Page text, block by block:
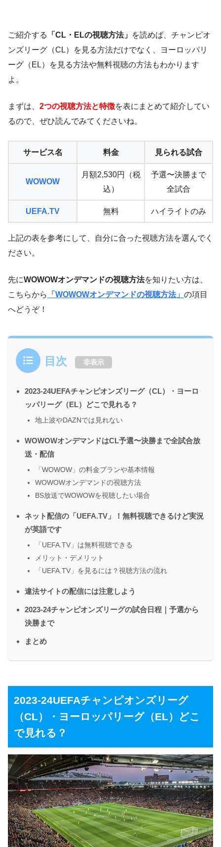
ご紹介する 「CL・ELの視聴方法」 を読めば、チャンピオ
ンズリーグ（CL）を見る方法だけでなく、ヨーロッパリ
ーグ（EL）を見る方法や無料視聴の方法もわかります
よ。
まずは、 2つの視聴方法と特徴を表にまとめて紹介してい
るので、ぜひ読んでみてくださいね。
サービス名 料金 見られる試合
WOWOW
月額2,530円（税
込）
予選〜決勝まで
全試合
UEFA.TV 無料 ハイライトのみ
上記の表を参考にして、自分に合った視聴方法を選んでく
ださい。
先にWOWOWオンデマンドの視聴方法を知りたい方は、
こちらから
「WOWOWオンデマンドの視聴方法」 の項目
へどうぞ！
目次 非表示
2023-24UEFAチャンピオンズリーグ（CL）・ヨーロ
ッパリーグ（EL）どこで見れる？
地上波やDAZNでは見れない
WOWOWオンデマンドはCL予選〜決勝まで全試合放
送・配信
「WOWOW」の料金プランや基本情報
WOWOWオンデマンドの視聴方法
BS放送でWOWOWを視聴したい場合
ネット配信の「UEFA.TV」！無料視聴できるけど実況
が英語です
「UEFA.TV」は無料視聴できる
メリット・デメリット
「UEFA.TV」を見るには？視聴方法の流れ
違法サイトの配信には注意しよう
2023-24チャンピオンズリーグの試合日程｜予選から
決勝まで
まとめ
2023-24UEFAチャンピオンズリーグ
（CL）・ヨーロッパリーグ（EL）どこ
で見れる？